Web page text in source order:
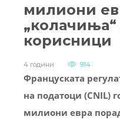
милиони
корисници
4 години 914
Француската
на податоци (CNIL)
милиони евра